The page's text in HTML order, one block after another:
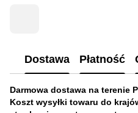
Dostawa Płatność
Darmowa dostawa na terenie
Koszt wysyłki towaru do